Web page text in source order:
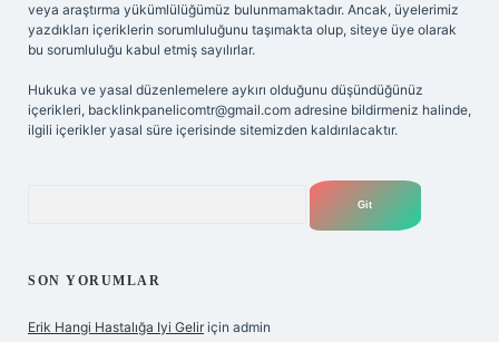
veya araştırma yükümlülüğümüz bulunmamaktadır. Ancak, üyelerimiz
yazdıkları içeriklerin sorumluluğunu taşımakta olup, siteye üye olarak
bu sorumluluğu kabul etmiş sayılırlar.
Hukuka ve yasal düzenlemelere aykırı olduğunu düşündüğünüz
içerikleri, backlinkpanelicomtr@gmail.com adresine bildirmeniz halinde,
ilgili içerikler yasal süre içerisinde sitemizden kaldırılacaktır.
SON YORUMLAR
Erik Hangi Hastalığa Iyi Gelir için admin